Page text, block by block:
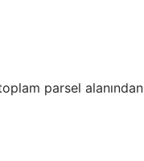
parsel alanından